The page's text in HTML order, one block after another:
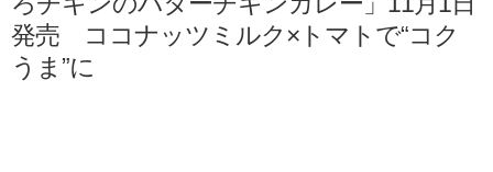
発売 ココナッツミルク×トマトで“コク
うま”に